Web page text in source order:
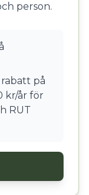
person.
på
kr/år för
RUT